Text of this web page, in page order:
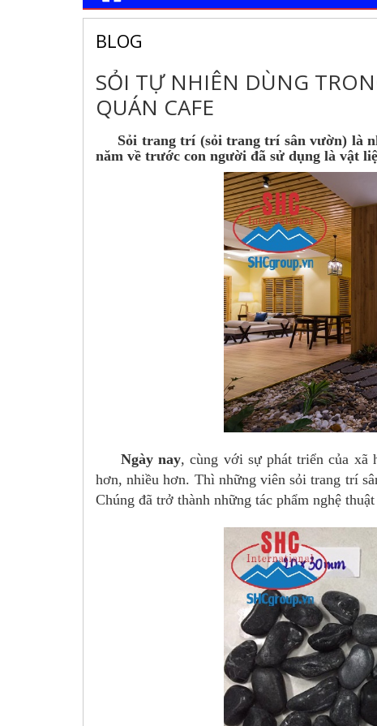
BLOG
SỎI TỰ NHIÊN DÙNG
QUÁN CAFE
Sỏi trang trí (sỏi trang trí sân vườn) là
năm về trước con người đã sử dụng là vật
Ngày nay, cùng với sự phát triển của xã
hơn, nhiều hơn. Thì những viên sỏi trang trí
Chúng đã trở thành những tác phẩm nghệ